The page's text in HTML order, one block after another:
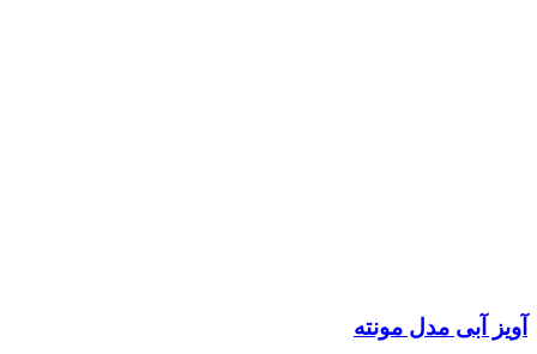
آویز آبی مدل مونته